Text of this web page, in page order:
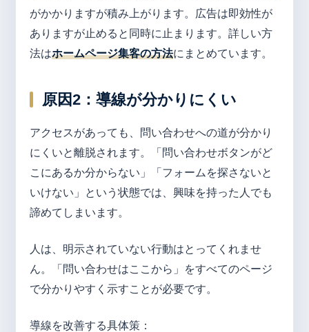
がかかりますが積み上がります。広告は即効性が
ありますが止めると同時に止まります。詳しい方
法はホームページ集客の方法にまとめています。
原因2：導線が分かりにくい
アクセスがあっても、問い合わせへの道が分かり
にくいと離脱されます。「問い合わせボタンがど
こにあるか分からない」「フォームを探さないと
いけない」という状態では、興味を持った人でも
諦めてしまいます。
人は、明示されていない行動はとってくれませ
ん。「問い合わせはここから」をすべてのページ
で分かりやすく示すことが必要です。
導線を改善する具体策：